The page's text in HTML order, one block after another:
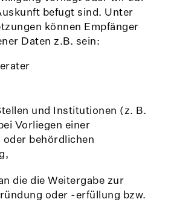
befugt sind. Unter
können Empfänger
Daten z.B. sein:
und Institutionen (z. B.
Vorliegen einer
behördlichen
die die Weitergabe zur
oder -erfüllung bzw.